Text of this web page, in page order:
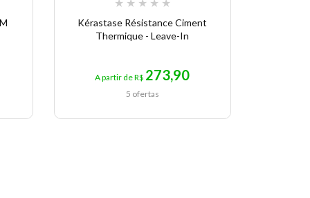
Kérastase Résistance Ciment
Thermique - Leave-In
A partir de R$ 273,90
5 ofertas